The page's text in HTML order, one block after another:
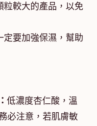
粒較大的產品，以免
要加強保濕，幫助
低濃度杏仁酸，溫
必注意，若肌膚敏